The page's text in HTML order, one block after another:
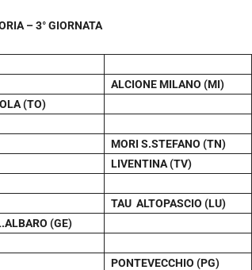
– 3° GIORNATA
ALCIONE MILANO (MI)
(TO)
MORI S.STEFANO (TN)
LIVENTINA (TV)
TAU ALTOPASCIO (LU)
(GE)
PONTEVECCHIO (PG)